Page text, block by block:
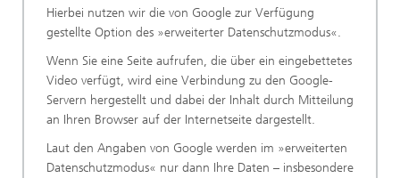
Hierbei nutzen wir die von Google zur Verfügung
gestellte Option des »erweiterter Datenschutzmodus«.
Wenn Sie eine Seite aufrufen, die über ein eingebettetes
Video verfügt, wird eine Verbindung zu den Google-
Servern hergestellt und dabei der Inhalt durch Mitteilung
an Ihren Browser auf der Internetseite dargestellt.
Laut den Angaben von Google werden im »erweiterten
Datenschutzmodus« nur dann Ihre Daten – insbesondere